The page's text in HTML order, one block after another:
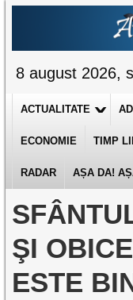
8 august 2026,
ACTUALITATE
ECONOMIE TIMP
RADAR AȘA DA!
ŞI
ESTE